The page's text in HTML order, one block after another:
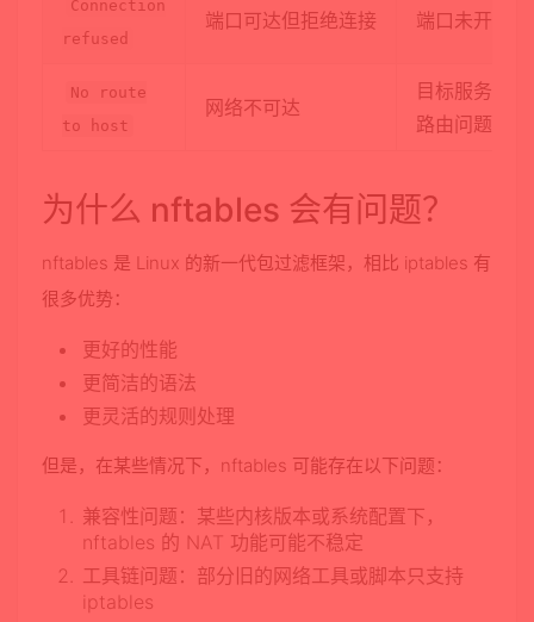
Connection
refused
端口可达但拒绝连接 端口未开放
No route
to host
网络不可达
目标服务器
路由问题
为什么 nftables 会有问题？
nftables 是 Linux 的新一代包过滤框架，相比 iptables 有
很多优势：
更好的性能
更简洁的语法
更灵活的规则处理
但是，在某些情况下，nftables 可能存在以下问题：
兼容性问题 ：某些内核版本或系统配置下，
nftables 的 NAT 功能可能不稳定
工具链问题 ：部分旧的网络工具或脚本只支持
iptables